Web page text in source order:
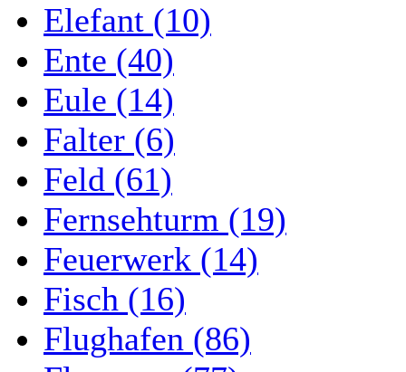
Elefant (10)
Ente (40)
Eule (14)
Falter (6)
Feld (61)
Fernsehturm (19)
Feuerwerk (14)
Fisch (16)
Flughafen (86)